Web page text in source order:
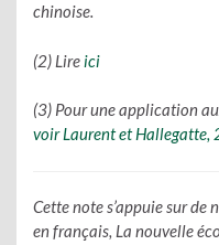
chinoise.
(2) Lire ici
(3) Pour une application
voir Laurent et Hallegatte,
Cette note s’appuie sur de
en français, La nouvelle